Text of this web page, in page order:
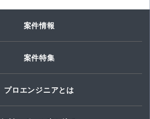
案件情報
案件特集
プロエンジニアとは